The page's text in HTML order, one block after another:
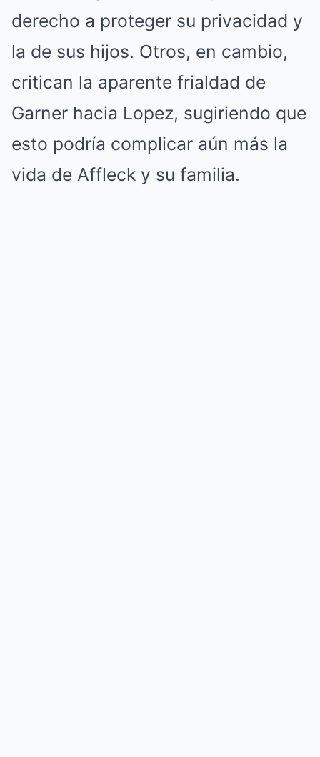
derecho a proteger su privacidad y
la de sus hijos. Otros, en cambio,
critican la aparente frialdad de
Garner hacia Lopez, sugiriendo que
esto podría complicar aún más la
vida de Affleck y su familia.